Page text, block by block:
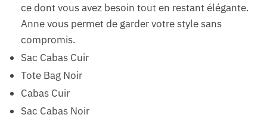
ce dont vous avez besoin tout en restant élégante.
Anne vous permet de garder votre style sans
compromis.
Sac Cabas Cuir
Tote Bag Noir
Cabas Cuir
Sac Cabas Noir